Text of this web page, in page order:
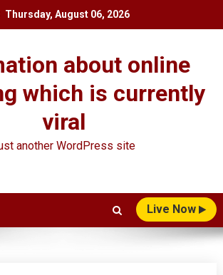
Thursday, August 06, 2026
about online
which is currently
viral
another WordPress site
Live Now